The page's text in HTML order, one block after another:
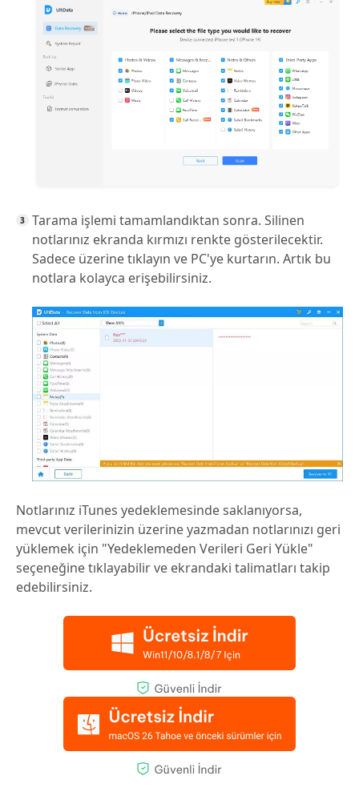
Tarama işlemi tamamlandıktan sonra. Silinen
notlarınız ekranda kırmızı renkte gösterilecektir.
Sadece üzerine tıklayın ve PC'ye kurtarın. Artık bu
notlara kolayca erişebilirsiniz.
Notlarınız iTunes yedeklemesinde saklanıyorsa,
mevcut verilerinizin üzerine yazmadan notlarınızı geri
yüklemek için "Yedeklemeden Verileri Geri Yükle"
seçeneğine tıklayabilir ve ekrandaki talimatları takip
edebilirsiniz.